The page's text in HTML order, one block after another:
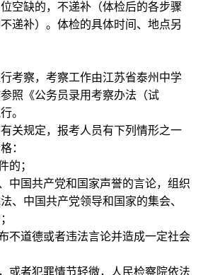
空缺的，不递补（体检后的各步骤
递补）。体检的具体时间、地点另
考察，考察工作由江苏省泰州中学
照《公务员录用考察办法（试
。
关规定，报考人员有下列情形之一
：
的；
中国共产党和国家声誉的言论，组织
、中国共产党领导和国家的集会、
不道德或者违法言论并造成一定社会
或者犯罪情节轻微，人民检察院依法